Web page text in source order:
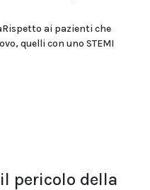
ai pazienti che
quelli con uno STEMI
pericolo della